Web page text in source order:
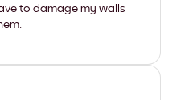
to damage my walls